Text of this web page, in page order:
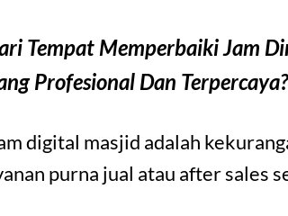
Tempat Memperbaiki Jam
Profesional Dan Terpercaya?
digital masjid adalah
purna jual atau after sales